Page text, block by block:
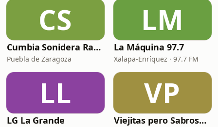
CS
Cumbia Sonidera Radio
Puebla de Zaragoza
LM
La Máquina 97.7
Xalapa-Enríquez · 97.7 FM
LL
LG La Grande
VP
Viejitas pero Sabrosas Radio